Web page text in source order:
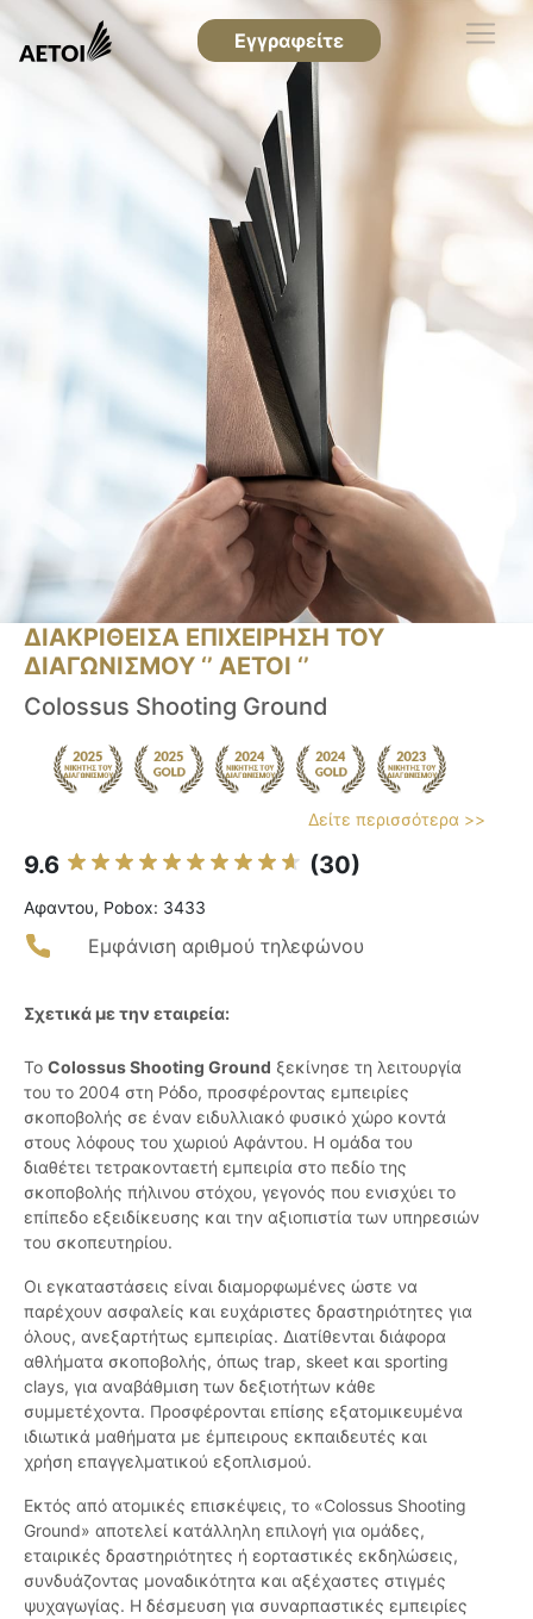
Εγγραφείτε
ΔΙΑΚΡΙΘΕΙΣΑ ΕΠΙΧΕΙΡΗΣΗ ΤΟΥ
ΔΙΑΓΩΝΙΣΜΟΥ ‘’ ΑΕΤΟΙ ‘’
Colossus Shooting Ground
Δείτε περισσότερα >>
9.6 (30)
Αφαντου, Pobox: 3433
Εμφάνιση αριθμού τηλεφώνου
Σχετικά με την εταιρεία:
Το Colossus Shooting Ground ξεκίνησε τη λειτουργία
του το 2004 στη Ρόδο, προσφέροντας εμπειρίες
σκοποβολής σε έναν ειδυλλιακό φυσικό χώρο κοντά
στους λόφους του χωριού Αφάντου. Η ομάδα του
διαθέτει τετρακονταετή εμπειρία στο πεδίο της
σκοποβολής πήλινου στόχου, γεγονός που ενισχύει το
επίπεδο εξειδίκευσης και την αξιοπιστία των υπηρεσιών
του σκοπευτηρίου.
Οι εγκαταστάσεις είναι διαμορφωμένες ώστε να
παρέχουν ασφαλείς και ευχάριστες δραστηριότητες για
όλους, ανεξαρτήτως εμπειρίας. Διατίθενται διάφορα
αθλήματα σκοποβολής, όπως trap, skeet και sporting
clays, για αναβάθμιση των δεξιοτήτων κάθε
συμμετέχοντα. Προσφέρονται επίσης εξατομικευμένα
ιδιωτικά μαθήματα με έμπειρους εκπαιδευτές και
χρήση επαγγελματικού εξοπλισμού.
Εκτός από ατομικές επισκέψεις, το «Colossus Shooting
Ground» αποτελεί κατάλληλη επιλογή για ομάδες,
εταιρικές δραστηριότητες ή εορταστικές εκδηλώσεις,
συνδυάζοντας μοναδικότητα και αξέχαστες στιγμές
ψυχαγωγίας. Η δέσμευση για συναρπαστικές εμπειρίες